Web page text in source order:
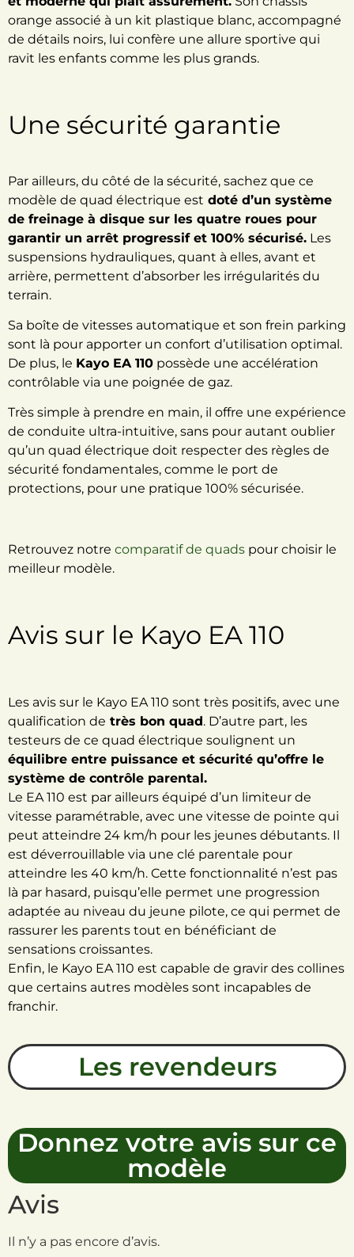
orange associé à un kit plastique blanc, accompagné
de détails noirs, lui confère une allure sportive qui
ravit les enfants comme les plus grands.
Une sécurité garantie
Par ailleurs, du côté de la sécurité, sachez que ce
modèle de quad électrique est doté d’un système
de freinage à disque sur les quatre roues pour
garantir un arrêt progressif et 100% sécurisé. Les
suspensions hydrauliques, quant à elles, avant et
arrière, permettent d’absorber les irrégularités du
terrain.
Sa boîte de vitesses automatique et son frein parking
sont là pour apporter un confort d’utilisation optimal.
De plus, le Kayo EA 110 possède une accélération
contrôlable via une poignée de gaz.
Très simple à prendre en main, il offre une expérience
de conduite ultra-intuitive, sans pour autant oublier
qu’un quad électrique doit respecter des règles de
sécurité fondamentales, comme le port de
protections, pour une pratique 100% sécurisée.
Retrouvez notre comparatif de quads pour choisir le
meilleur modèle.
Avis sur le Kayo EA 110
Les avis sur le Kayo EA 110 sont très positifs, avec une
qualification de très bon quad. D’autre part, les
testeurs de ce quad électrique soulignent un
équilibre entre puissance et sécurité qu’offre le
système de contrôle parental.
Le EA 110 est par ailleurs équipé d’un limiteur de
vitesse paramétrable, avec une vitesse de pointe qui
peut atteindre 24 km/h pour les jeunes débutants. Il
est déverrouillable via une clé parentale pour
atteindre les 40 km/h. Cette fonctionnalité n’est pas
là par hasard, puisqu’elle permet une progression
adaptée au niveau du jeune pilote, ce qui permet de
rassurer les parents tout en bénéficiant de
sensations croissantes.
Enfin, le Kayo EA 110 est capable de gravir des collines
que certains autres modèles sont incapables de
franchir.
Les revendeurs
Donnez votre avis sur ce
modèle
Avis
Il n’y a pas encore d’avis.